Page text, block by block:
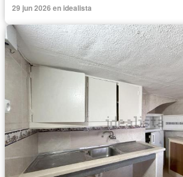
29 jun 2026 en idealista